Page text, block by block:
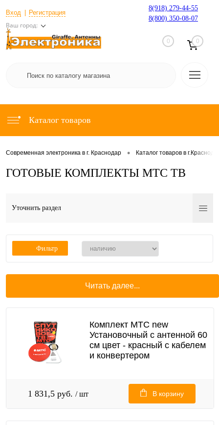
Вход Регистрация
Ваш город:
8(918) 279-44-55
8(800) 350-08-07
0 0
Каталог товаров
Современная электроника в г. Краснодар • Каталог товаров в
ГОТОВЫЕ КОМПЛЕКТЫ МТС ТВ
Уточнить раздел
Фильтр
Читать далее...
Комплект МТС new
Установочный с антенной 60
см цвет - красный с кабелем
и конвертером
1 831,5 руб. / шт В корзину